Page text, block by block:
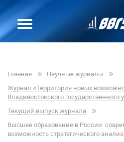
Главная
Научные журналы
Журнал «Территория новых
Владивостокского государственного
Текущий выпуск журнала
Высшее образование в России:
возможность стратегического